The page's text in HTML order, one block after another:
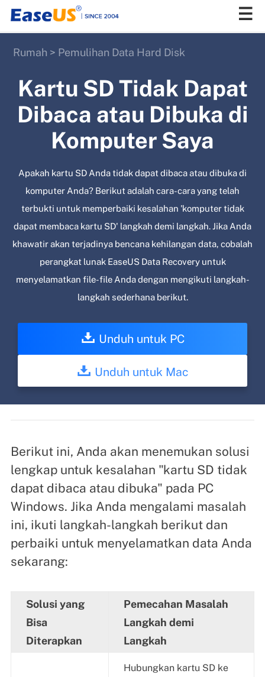
Rumah > Pemulihan Data Hard Disk
Kartu SD Tidak Dapat
Dibaca atau Dibuka di
Komputer Saya
Apakah kartu SD Anda tidak dapat dibaca atau dibuka di
komputer Anda? Berikut adalah cara-cara yang telah
terbukti untuk memperbaiki kesalahan 'komputer tidak
dapat membaca kartu SD' langkah demi langkah. Jika Anda
khawatir akan terjadinya bencana kehilangan data, cobalah
perangkat lunak EaseUS Data Recovery untuk
menyelamatkan file-file Anda dengan mengikuti langkah-
langkah sederhana berikut.
Unduh untuk PC
Unduh untuk Mac
Berikut ini, Anda akan menemukan solusi
lengkap untuk kesalahan "kartu SD tidak
dapat dibaca atau dibuka" pada PC
Windows. Jika Anda mengalami masalah
ini, ikuti langkah-langkah berikut dan
perbaiki untuk menyelamatkan data Anda
sekarang:
Solusi yang
Bisa
Diterapkan
Pemecahan Masalah
Langkah demi
Langkah
Hubungkan kartu SD ke